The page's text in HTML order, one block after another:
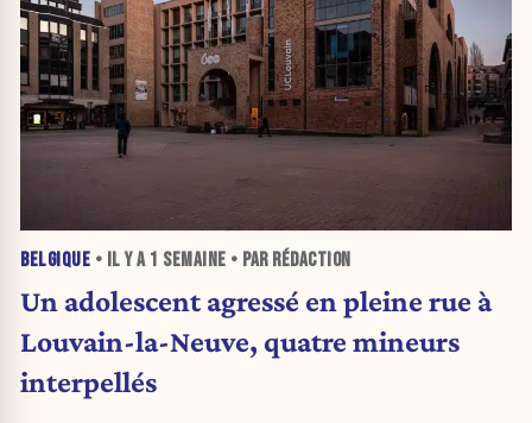
BELGIQUE • IL Y A 1 SEMAINE • PAR RÉDACTION
Un adolescent agressé en pleine rue à
Louvain-la-Neuve, quatre mineurs
interpellés